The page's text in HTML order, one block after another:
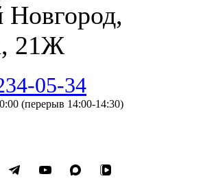
21Ж
05-34
(перерыв 14:00-14:30)